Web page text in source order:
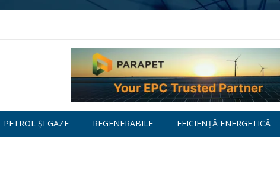
PETROL ȘI GAZE REGENERABILE EFICIENȚĂ ENERGETICĂ